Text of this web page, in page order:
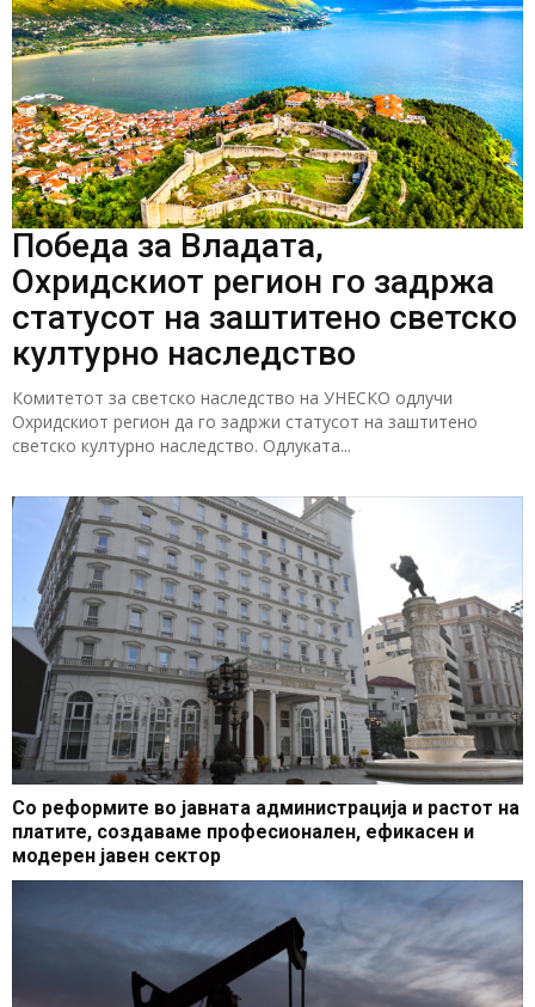
Победа за Владата,
Охридскиот регион го задржа
статусот на заштитено светско
културно наследство
Комитетот за светско наследство на УНЕСКО одлучи
Охридскиот регион да го задржи статусот на заштитено
светско културно наследство. Одлуката...
Со реформите во јавната администрација и растот на
платите, создаваме професионален, ефикасен и
модерен јавен сектор